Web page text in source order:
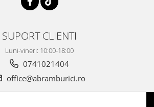
SUPORT CLIENTI
Luni-vineri: 10:00-18:00
0741021404
office@abramburici.ro